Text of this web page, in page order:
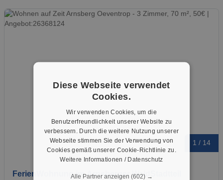
1 / 14
FerienWohnung im Arnsberger WaldStadtteil
Diese Webseite verwendet
Cookies.
Wir verwenden Cookies, um die
Benutzerfreundlichkeit unserer Website zu
verbessern. Durch die weitere Nutzung unserer
Webseite stimmen Sie der Verwendung von
Cookies gemäß unserer Cookie-Richtlinie zu.
Weitere Informationen / Datenschutz
Alle Partner anzeigen (602) →